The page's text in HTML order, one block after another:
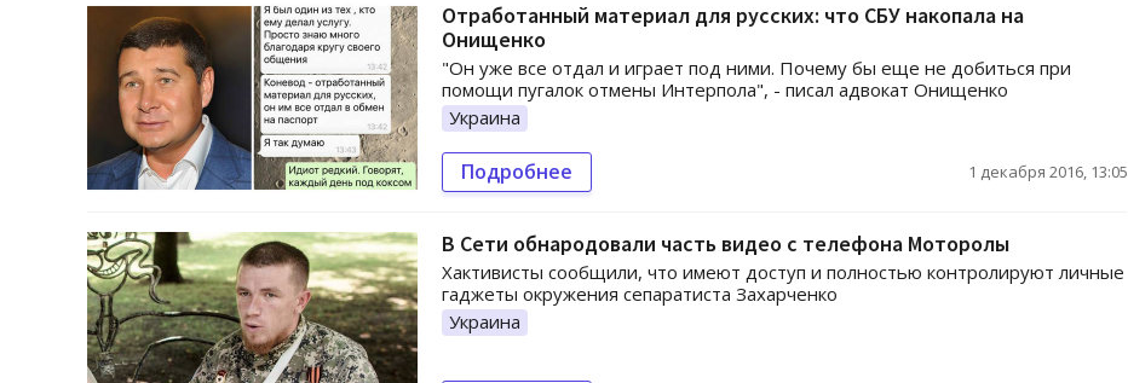
Отработанный материал для русских: что СБУ накопала на
Онищенко
"Он уже все отдал и играет под ними. Почему бы еще не добиться при
помощи пугалок отмены Интерпола", - писал адвокат Онищенко
Украина
Подробнее 1 декабря 2016, 13:05
В Сети обнародовали часть видео с телефона Моторолы
Хактивисты сообщили, что имеют доступ и полностью контролируют личные
гаджеты окружения сепаратиста Захарченко
Украина